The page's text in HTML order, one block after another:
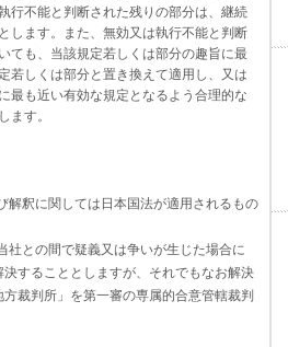
行不能と判断された残りの部分は、継続
します。また、無効又は執行不能と判断
ても、当該規定若しくは部分の趣旨に最
若しくは部分と置き換えて適用し、又は
最も近い有効な規定となるよう合理的な
ます。
解釈に関しては日本国法が適用されるもの
社との間で疑義又は争いが生じた場合に
することとしますが、それでもなお解決
裁判所」を第一審の専属的合意管轄裁判